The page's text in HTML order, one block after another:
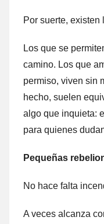
Por suerte,
Los que se
camino. Los que
permiso, viven sin
hecho, suelen
algo que inquieta:
para quienes
Pequeñas
No hace falta
A veces alcanza